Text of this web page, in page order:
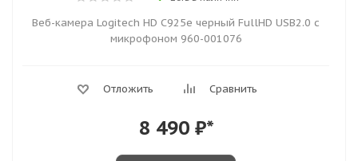
Веб-камера Logitech HD C925e черный FullHD USB2.0 с
микрофоном 960-001076
Отложить Сравнить
8 490₽*